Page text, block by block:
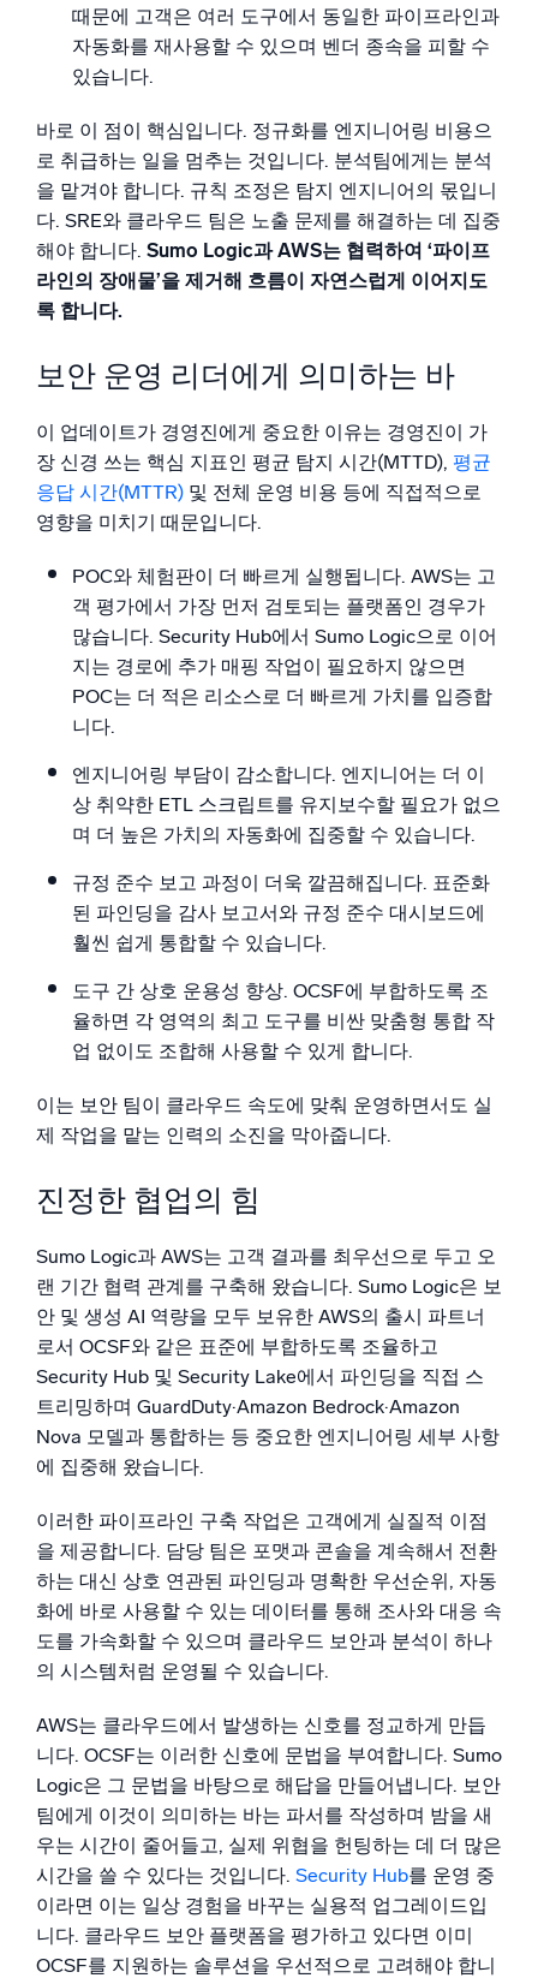
때문에 고객은 여러 도구에서 동일한 파이프라인과
자동화를 재사용할 수 있으며 벤더 종속을 피할 수
있습니다.
바로 이 점이 핵심입니다. 정규화를 엔지니어링 비용으
로 취급하는 일을 멈추는 것입니다. 분석팀에게는 분석
을 맡겨야 합니다. 규칙 조정은 탐지 엔지니어의 몫입니
다. SRE와 클라우드 팀은 노출 문제를 해결하는 데 집중
해야 합니다. Sumo Logic과 AWS는 협력하여 ‘파이프
라인의 장애물’을 제거해 흐름이 자연스럽게 이어지도
록 합니다.
보안 운영 리더에게 의미하는 바
이 업데이트가 경영진에게 중요한 이유는 경영진이 가
장 신경 쓰는 핵심 지표인 평균 탐지 시간(MTTD), 평균
응답 시간(MTTR) 및 전체 운영 비용 등에 직접적으로
영향을 미치기 때문입니다.
POC와 체험판이 더 빠르게 실행됩니다. AWS는 고
객 평가에서 가장 먼저 검토되는 플랫폼인 경우가
많습니다. Security Hub에서 Sumo Logic으로 이어
지는 경로에 추가 매핑 작업이 필요하지 않으면
POC는 더 적은 리소스로 더 빠르게 가치를 입증합
니다.
엔지니어링 부담이 감소합니다. 엔지니어는 더 이
상 취약한 ETL 스크립트를 유지보수할 필요가 없으
며 더 높은 가치의 자동화에 집중할 수 있습니다.
규정 준수 보고 과정이 더욱 깔끔해집니다. 표준화
된 파인딩을 감사 보고서와 규정 준수 대시보드에
훨씬 쉽게 통합할 수 있습니다.
도구 간 상호 운용성 향상. OCSF에 부합하도록 조
율하면 각 영역의 최고 도구를 비싼 맞춤형 통합 작
업 없이도 조합해 사용할 수 있게 합니다.
이는 보안 팀이 클라우드 속도에 맞춰 운영하면서도 실
제 작업을 맡는 인력의 소진을 막아줍니다.
진정한 협업의 힘
Sumo Logic과 AWS는 고객 결과를 최우선으로 두고 오
랜 기간 협력 관계를 구축해 왔습니다. Sumo Logic은 보
안 및 생성 AI 역량을 모두 보유한 AWS의 출시 파트너
로서 OCSF와 같은 표준에 부합하도록 조율하고
Security Hub 및 Security Lake에서 파인딩을 직접 스
트리밍하며 GuardDuty·Amazon Bedrock·Amazon
Nova 모델과 통합하는 등 중요한 엔지니어링 세부 사항
에 집중해 왔습니다.
이러한 파이프라인 구축 작업은 고객에게 실질적 이점
을 제공합니다. 담당 팀은 포맷과 콘솔을 계속해서 전환
하는 대신 상호 연관된 파인딩과 명확한 우선순위, 자동
화에 바로 사용할 수 있는 데이터를 통해 조사와 대응 속
도를 가속화할 수 있으며 클라우드 보안과 분석이 하나
의 시스템처럼 운영될 수 있습니다.
AWS는 클라우드에서 발생하는 신호를 정교하게 만듭
니다. OCSF는 이러한 신호에 문법을 부여합니다. Sumo
Logic은 그 문법을 바탕으로 해답을 만들어냅니다. 보안
팀에게 이것이 의미하는 바는 파서를 작성하며 밤을 새
우는 시간이 줄어들고, 실제 위협을 헌팅하는 데 더 많은
시간을 쓸 수 있다는 것입니다. Security Hub를 운영 중
이라면 이는 일상 경험을 바꾸는 실용적 업그레이드입
니다. 클라우드 보안 플랫폼을 평가하고 있다면 이미
OCSF를 지원하는 솔루션을 우선적으로 고려해야 합니